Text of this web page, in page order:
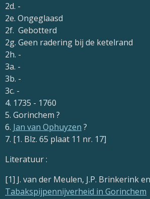
2d. -
2e. Ongeglaasd
2f. Gebotterd
2g. Geen radering bij de ketelrand
2h. -
3a. -
3b. -
3c. -
4. 1735 - 1760
5. Gorinchem ?
6. Jan van Ophuyzen ?
7. [1. Blz. 65 plaat 11 nr. 17]
Literatuur :
[1] J. van der Meulen, J.P. Brinkerink
Tabakspijpennijverheid in Gorinchem